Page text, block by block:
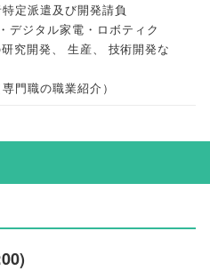
定派遣及び開発請負
デジタル家電・ロボティク
究開発、 生産、
技術開発な
専門職の職業紹介）